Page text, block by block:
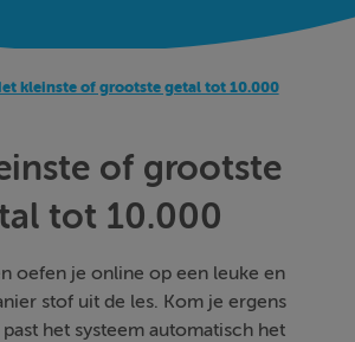
kleinste of grootste getal tot 10.000
of grootste
tot 10.000
oefen je online op een leuke en
stof uit de les. Kom je ergens
het systeem automatisch het